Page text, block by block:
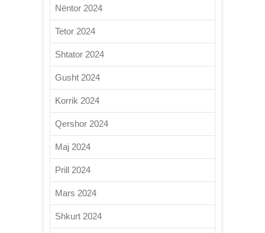
Nëntor 2024
Tetor 2024
Shtator 2024
Gusht 2024
Korrik 2024
Qershor 2024
Maj 2024
Prill 2024
Mars 2024
Shkurt 2024